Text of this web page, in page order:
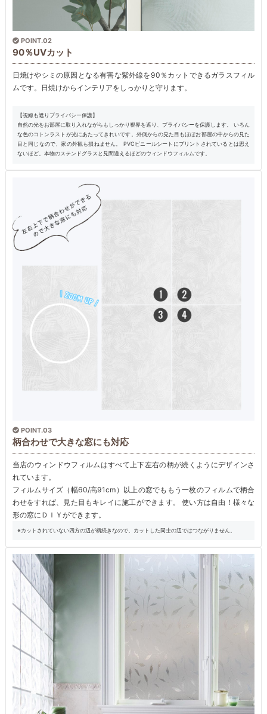
POINT.02
90％UVカット
日焼けやシミの原因となる有害な紫外線を90％カットできるガラスフィル
ムです。日焼けからインテリアをしっかりと守ります。
【視線も遮りプライバシー保護】
自然の光をお部屋に取り入れながらもしっかり視界を遮り、プライバシーを保護します。 いろん
な色のコトンラストが光にあたってきれいです。外側からの見た目もほぼお部屋の中からの見た
目と同じなので、家の外観も損ねません。 PVCビニールシートにプリントされているとは思え
ないほど。本物のステンドグラスと見間違えるほどのウィンドウフィルムです。
POINT.03
柄合わせで大きな窓にも対応
当店のウィンドウフィルムはすべて上下左右の柄が続くようにデザインさ
れています。
フィルムサイズ（幅60/高91cm）以上の窓でももう一枚のフィルムで柄合
わせをすれば、見た目もキレイに施工ができます。 使い方は自由！様々な
形の窓にＤＩＹができます。
※カットされていない四方の辺が柄続きなので、カットした同士の辺ではつながりません。